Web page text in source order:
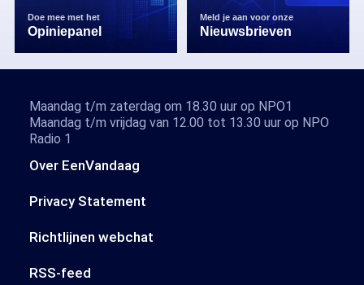
Doe mee met het
Opiniepanel
Meld je aan voor onze
Nieuwsbrieven
Over EenVandaag
Privacy Statement
Richtlijnen webchat
RSS-feed
Maandag t/m zaterdag om 18.30 uur op NPO1
Maandag t/m vrijdag van 12.00 tot 13.30 uur op NPO
Radio 1